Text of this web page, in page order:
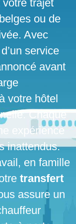
votre trajet
ou de
Avec
service
avant
votre hôtel
Chaque
expérience
inattendus.
en famille
transfert
assure un